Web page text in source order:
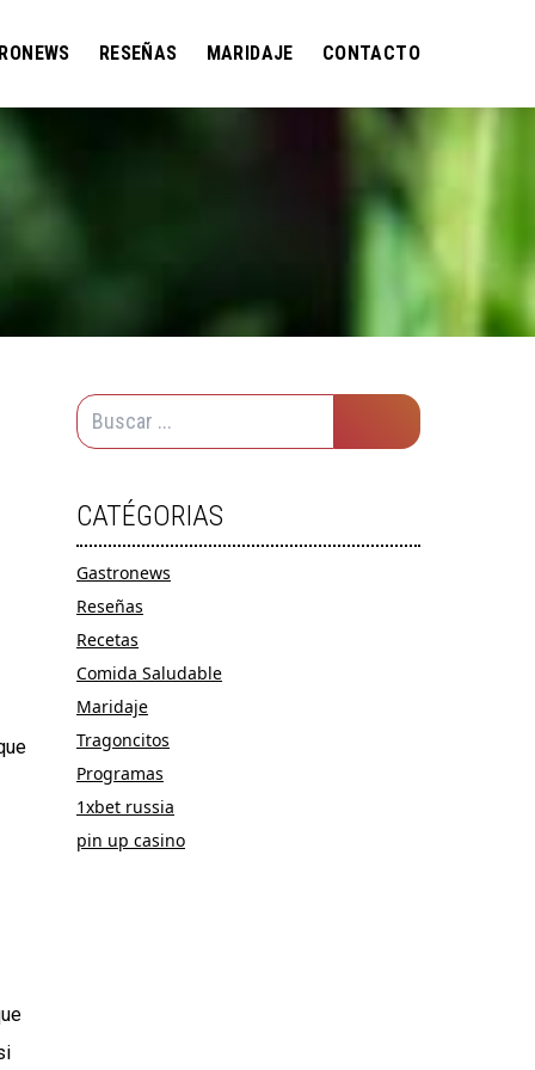
RESEÑAS MARIDAJE CONTACTO
CATÉGORIAS
Gastronews
Reseñas
Recetas
Comida Saludable
Maridaje
Tragoncitos
Programas
1xbet russia
pin up casino